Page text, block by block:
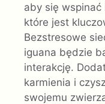
aby się
które jest
Bezstresowe
iguana będzie
interakcję.
karmienia i
swojemu